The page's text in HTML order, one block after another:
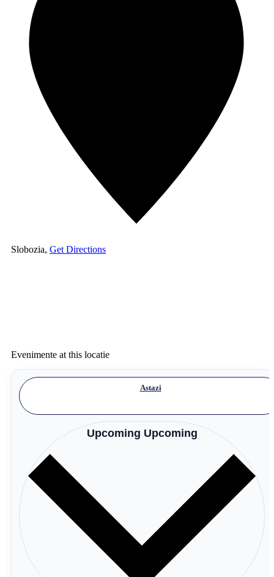
Slobozia, Get Directions
Evenimente at this locatie
Astazi
Upcoming Upcoming